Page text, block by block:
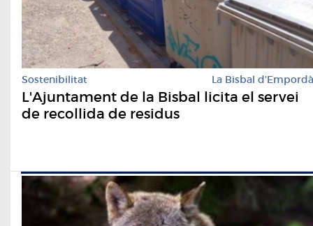
Sostenibilitat La Bisbal d'Empordà
L'Ajuntament de la Bisbal licita el servei
de recollida de residus